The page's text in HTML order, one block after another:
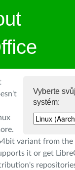
Vyberte
systém:
variant from
it or get